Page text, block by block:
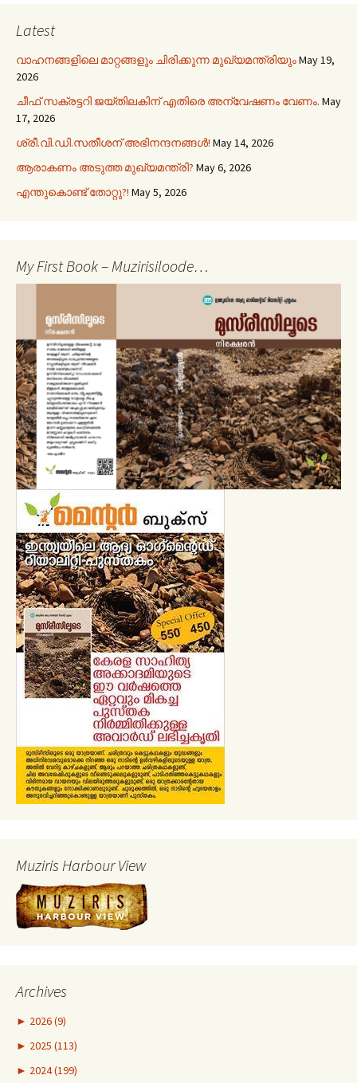
Latest
വാഹനങ്ങളിലെ മാറ്റങ്ങളും ചിരിക്കുന്ന മുഖ്യമന്ത്രിയുംMay 19,
2026
ചീഫ് സക്രട്ടറി ജയ്തിലകിന് എതിരെ അന്വേഷണം വേണം. May
17, 2026
ശ്രീ.വി.ഡി.സതീശന് അഭിനന്ദനങ്ങൾ! May 14, 2026
ആരാകണം അടുത്ത മുഖ്യമന്ത്രി? May 6, 2026
എന്തുകൊണ്ട് തോറ്റു?! May 5, 2026
My First Book – Muzirisiloode…
Muziris Harbour View
Archives
► 2026 (9)
► 2025 (113)
► 2024 (199)